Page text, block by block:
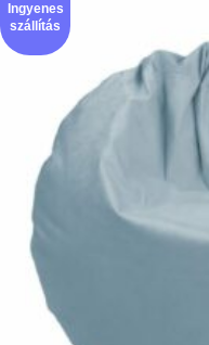
Ingyenes
szállítás